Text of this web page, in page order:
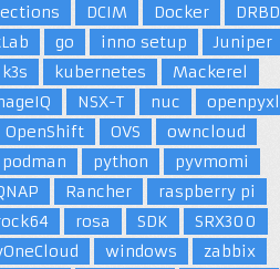
module.h
書きされています
*/
DCIM Docker
DRBD
go inno setup
Juniper
k3s
kubernetes
Mackerel
NSX-T nuc
openpyxl
OpenShift
OVS
owncloud
podman
python
pyvmomi
Rancher
raspberry pi
rosa SDK
SRX300
windows
zabbix